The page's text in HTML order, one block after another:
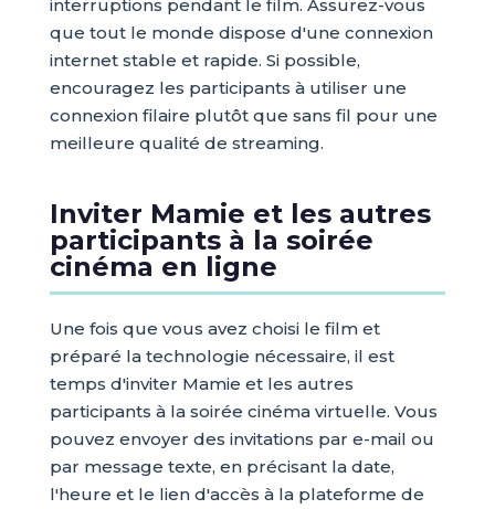
interruptions pendant le film. Assurez-vous
que tout le monde dispose d'une connexion
internet stable et rapide. Si possible,
encouragez les participants à utiliser une
connexion filaire plutôt que sans fil pour une
meilleure qualité de streaming.
Inviter Mamie et les autres
participants à la soirée
cinéma en ligne
Une fois que vous avez choisi le film et
préparé la technologie nécessaire, il est
temps d'inviter Mamie et les autres
participants à la soirée cinéma virtuelle. Vous
pouvez envoyer des invitations par e-mail ou
par message texte, en précisant la date,
l'heure et le lien d'accès à la plateforme de